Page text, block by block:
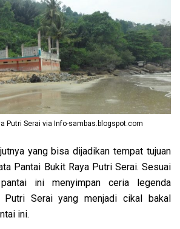
Putri Serai via Info-sambas.blogspot.com
yang bisa dijadikan tempat tujuan
Pantai Bukit Raya Putri Serai. Sesuai
ini menyimpan ceria legenda
Putri Serai yang menjadi cikal bakal
ini.